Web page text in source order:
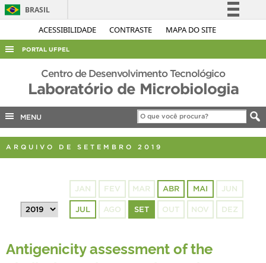
ACESSIBILIDADE CONTRASTE MAPA DO SITE
BRASIL
Simplifique!
Acesso à informação
Canais
PORTAL UFPEL
ACESSO À INFORMAÇÃO
AUDITORIA
CONCURSOS
EDITAIS
PORTARIAS
Centro de Desenvolvimento Tecnológico
Laboratório de Microbiologia
MENU
ARQUIVO DE SETEMBRO 2019
JAN FEV MAR ABR MAI JUN
JUL AGO SET OUT NOV DEZ
Antigenicity assessment of the